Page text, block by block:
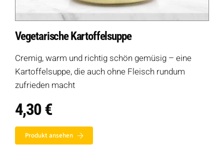
Vegetarische Kartoffelsuppe
Cremig, warm und richtig schön gemüsig – eine
Kartoffelsuppe, die auch ohne Fleisch rundum
zufrieden macht
4,30€
Produkt ansehen